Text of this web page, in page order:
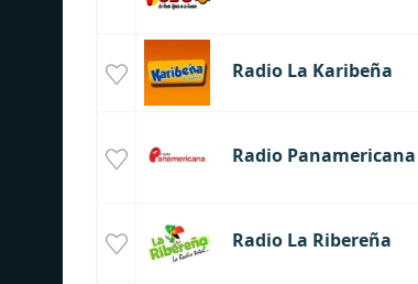
Radio La Karibeña
Radio Panamericana
Radio La Ribereña